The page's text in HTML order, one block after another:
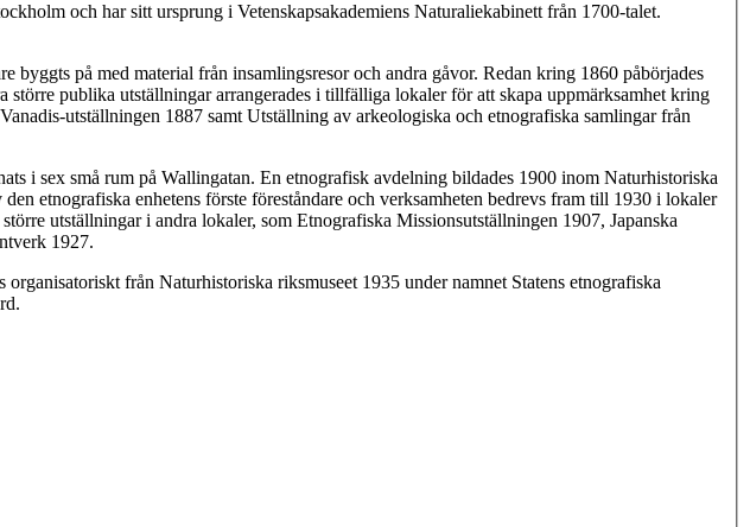
och har sitt ursprung i Vetenskapsakademiens Naturaliekabinett från 1700-talet.
byggts på med material från insamlingsresor och andra gåvor. Redan kring 1860 påbörjades
publika utställningar arrangerades i tillfälliga lokaler för att skapa uppmärksamhet kring
utställningen 1887 samt Utställning av arkeologiska och etnografiska samlingar från
i sex små rum på Wallingatan. En etnografisk avdelning bildades 1900 inom Naturhistoriska
etnografiska enhetens förste föreståndare och verksamheten bedrevs fram till 1930 i lokaler
utställningar i andra lokaler, som Etnografiska Missionsutställningen 1907, Japanska
1927.
från Naturhistoriska riksmuseet 1935 under namnet Statens etnografiska